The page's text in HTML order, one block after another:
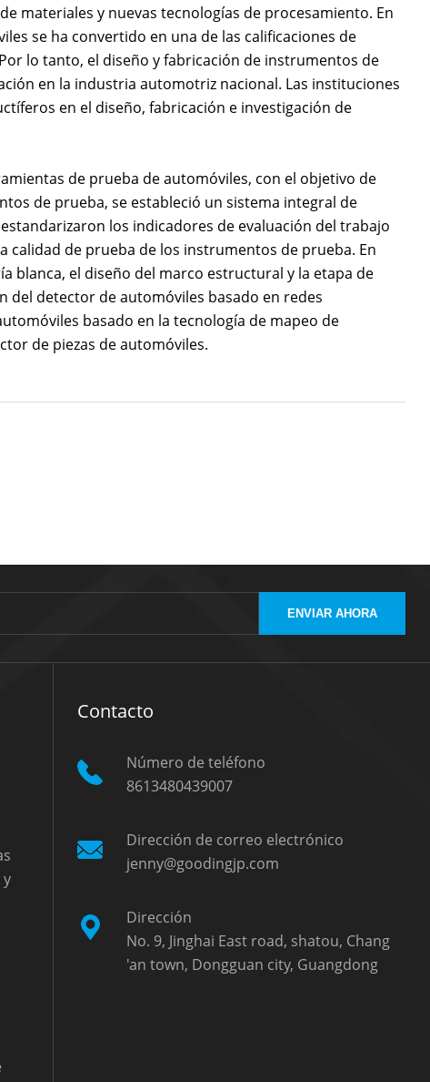
materiales y nuevas tecnologías de procesamiento. En
se ha convertido en una de las calificaciones de
lo tanto, el diseño y fabricación de instrumentos de
en la industria automotriz nacional. Las instituciones
en el diseño, fabricación e investigación de
de prueba de automóviles, con el objetivo de
de prueba, se estableció un sistema integral de
los indicadores de evaluación del trabajo
calidad de prueba de los instrumentos de prueba. En
blanca, el diseño del marco estructural y la etapa de
del detector de automóviles basado en redes
basado en la tecnología de mapeo de
de piezas de automóviles.
ENVIAR AHORA
Contacto
Número de teléfono
8613480439007
Dirección de correo electrónico
jenny@goodingjp.com
Dirección
No. 9, Jinghai East road, shatou, Chang
'an town, Dongguan city, Guangdong